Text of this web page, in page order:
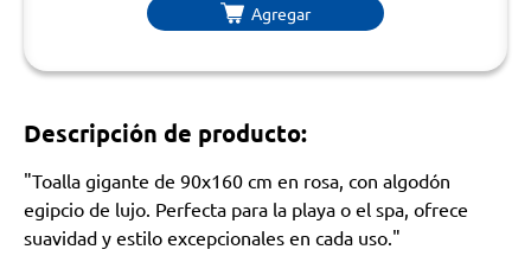
Agregar
Descripción de producto:
"Toalla gigante de 90x160 cm en rosa, con algodón
egipcio de lujo. Perfecta para la playa o el spa, ofrece
suavidad y estilo excepcionales en cada uso."